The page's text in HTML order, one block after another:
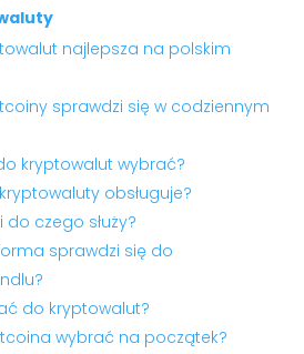
najlepsza na polskim
sprawdzi się w codziennym
kryptowalut wybrać?
obsługuje?
czego służy?
sprawdzi się do
do kryptowalut?
wybrać na początek?